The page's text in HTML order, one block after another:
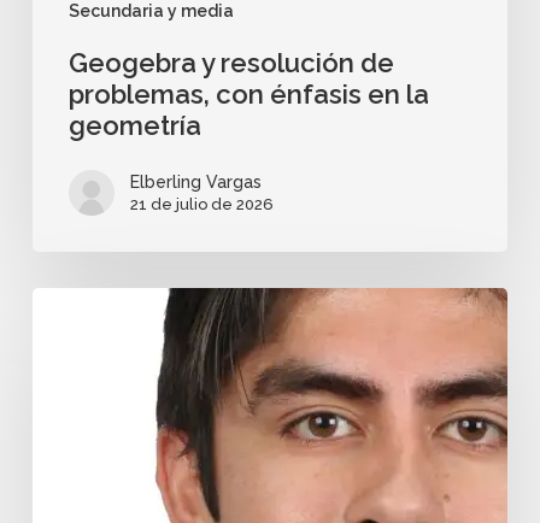
Secundaria y media
Geogebra y resolución de
problemas, con énfasis en la
geometría
Elberling Vargas
21 de julio de 2026